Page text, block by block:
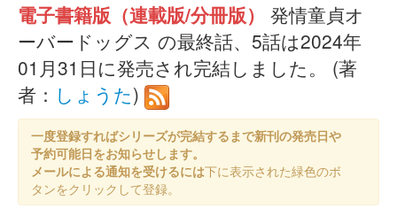
電子書籍版（連載版/分冊版） 発情童貞オ
ーバードッグス の最終話、5話は2024年
01月31日に発売され完結しました。 (著
者： しょうた)
一度登録すればシリーズが完結するまで新刊の発売日や
予約可能日をお知らせします。
メールによる通知を受けるには下に表示された緑色のボ
タンをクリックして登録。